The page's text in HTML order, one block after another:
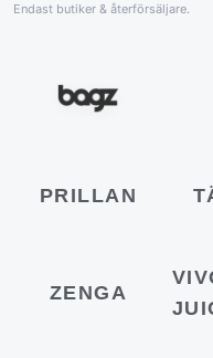
Endast butiker & återförsäljare.
PRILLAN
ZENGA